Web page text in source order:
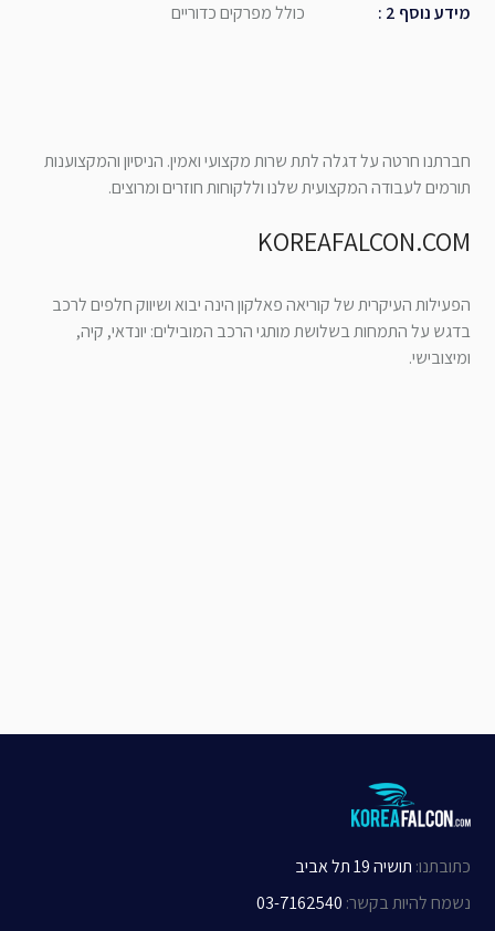
כולל מפרקים כדוריים
: מידע נוסף 2
חברתנו חרטה על דגלה לתת שרות מקצועי ואמין. הניסיון והמקצוענות
תורמים לעבודה המקצועית שלנו וללקוחות חוזרים ומרוצים.
KOREAFALCON.COM
הפעילות העיקרית של קוריאה פאלקון הינה יבוא ושיווק חלפים לרכב
בדגש על התמחות בשלושת מותגי הרכב המובילים: יונדאי, קיה,
ומיצובישי.
תושיה 19 תל אביב :כתובתנו
03-7162540 :נשמח להיות בקשר